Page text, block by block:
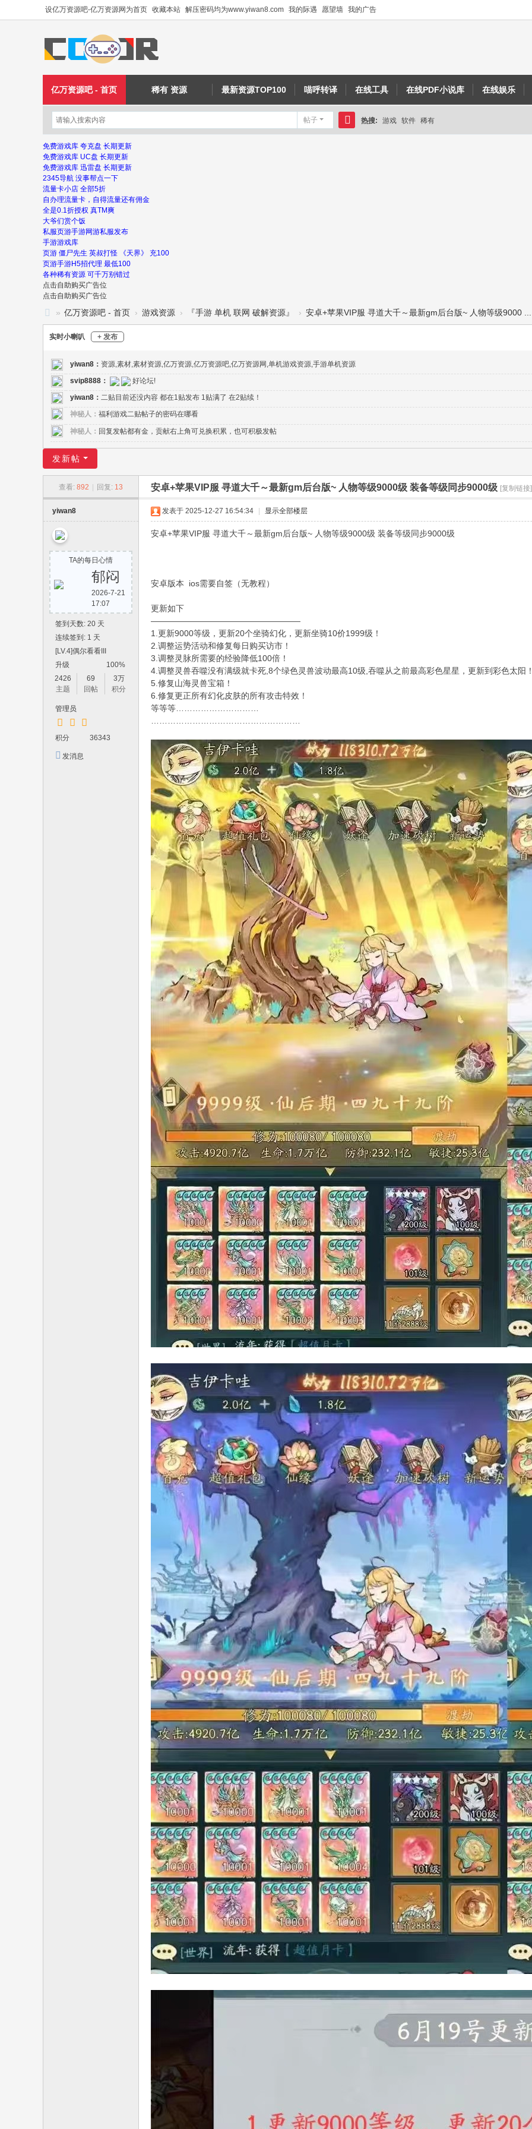
设亿万资源吧-亿万资源网为首页 收藏本站 解压密码均为www.yiwan8.com 我的际遇 愿望墙 我的广告
亿万资源吧 - 首页 稀有 资源 最新资源TOP100 喵呼转译 在线工具 在线PDF小说库 在线娱乐
帖子
搜
热搜: 游戏 软件 稀有
免费游戏库 夸克盘 长期更新
免费游戏库 UC盘 长期更新
免费游戏库 迅雷盘 长期更新
2345导航 没事帮点一下
流量卡小店 全部5折
自办理流量卡，自得流量还有佣金
全是0.1折授权 真TM爽
大爷们赏个饭
私服页游手游网游私服发布
手游游戏库
页游 僵尸先生 英叔打怪 《天界》 充100
页游手游H5招代理 最低100
各种稀有资源 可千万别错过
点击自助购买广告位
点击自助购买广告位
万
资
网
-
w
an
8.
co
» 亿万资源吧 - 首页 › 游戏资源 › 『手游 单机 联网 破解资源』 › 安卓+苹果VIP服 寻道大千～最新gm后台版~ 人物等级9000 ...
实时小喇叭 + 发布
yiwan8 ： 资源,素材,素材资源,亿万资源,亿万资源吧,亿万资源网,单机游戏资源,手游单机资源
svip8888 ：
好论坛!
yiwan8 ： 二贴目前还没内容 都在1贴发布 1贴满了 在2贴续！
神秘人： 福利游戏二贴帖子的密码在哪看
神秘人： 回复发帖都有金，贡献右上角可兑换积累，也可积极发帖
发新帖
查看: 892 回复: 13 安卓+苹果VIP服 寻道大千～最新gm后台版~ 人物等级9000级 装备等级同步9000级 [复制链接]
yiwan8
TA的每日心情
郁闷
2026-7-21
17:07
签到天数: 20 天
连续签到: 1 天
[LV.4]偶尔看看III
升级
100%
2426
主题
69
回帖
3万
积分
管理员
积分 36343
发消息
发表于 2025-12-27 16:54:34 显示全部楼层
安卓+苹果VIP服 寻道大千～最新gm后台版~ 人物等级9000级 装备等级同步9000级
安卓版本 ios需要自签（无教程）
更新如下
——————————————————
1.更新9000等级，更新20个坐骑幻化，更新坐骑10价1999级！
2.调整运势活动和修复每日购买访市！
3.调整灵脉所需要的经验降低100倍！
4.调整灵兽吞噬没有满级就卡死,8个绿色灵兽波动最高10级,吞噬从之前最高彩色星星，更新到彩色太阳
5.修复山海灵兽宝箱！
6.修复更正所有幻化皮肤的所有攻击特效！
等等等…………………………